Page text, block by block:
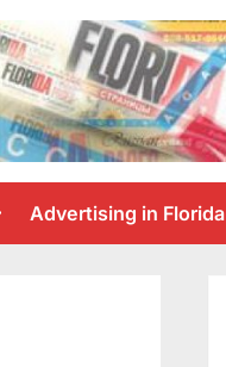
Advertising in Florida